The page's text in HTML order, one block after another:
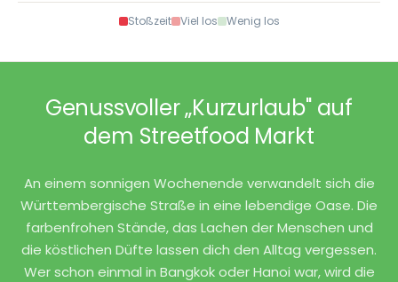
Stoßzeit Viel los Wenig los
Genussvoller „Kurzurlaub" auf
dem Streetfood Markt
An einem sonnigen Wochenende verwandelt sich die
Württembergische Straße in eine lebendige Oase. Die
farbenfrohen Stände, das Lachen der Menschen und
die köstlichen Düfte lassen dich den Alltag vergessen.
Wer schon einmal in Bangkok oder Hanoi war, wird die